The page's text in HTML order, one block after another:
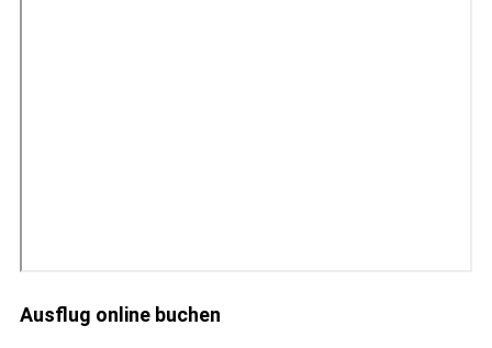
Ausflug online buchen